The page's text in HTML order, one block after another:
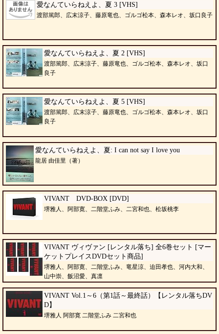
愛なんていらねえよ、夏 3 [VHS]
渡部篤郎、広末涼子、藤原竜也、ゴルゴ松本、森本レオ、坂口良子
愛なんていらねえよ、夏 2 [VHS]
渡部篤郎、広末涼子、藤原竜也、ゴルゴ松本、森本レオ、坂口
良子
愛なんていらねえよ、夏 5 [VHS]
渡部篤郎、広末涼子、藤原竜也、ゴルゴ松本、森本レオ、坂口
良子
愛なんていらねえよ、夏: I can not say I love you
龍居 由佳里（著）
VIVANT DVD-BOX [DVD]
堺雅人、阿部寛、二階堂ふみ、二宮和也、松坂桃李
VIVANT ヴィヴァン [レンタル落ち] 全6巻セット [マー
ケットプレイスDVDセット商品]
堺雅人、阿部寛、二階堂ふみ、竜星涼、迫田孝也、河内大和、
山中崇、飯沼愛、真凛
VIVANT Vol.1～6（第1話～最終話）【レンタル落ちDV
D】
堺雅人 阿部寛 二階堂ふみ 二宮和也